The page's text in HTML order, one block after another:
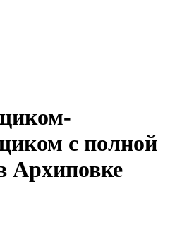
с полной
Архиповке